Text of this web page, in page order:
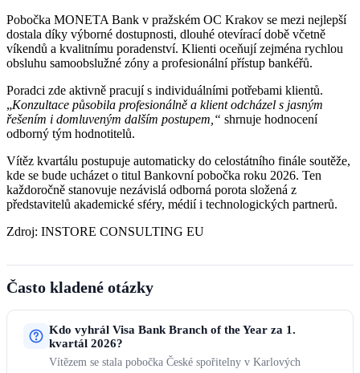
Pobočka MONETA Bank v pražském OC Krakov se mezi nejlepší
dostala díky výborné dostupnosti, dlouhé otevírací době včetně
víkendů a kvalitnímu poradenství. Klienti oceňují zejména rychlou
obsluhu samoobslužné zóny a profesionální přístup bankéřů.
Poradci zde aktivně pracují s individuálními potřebami klientů.
„Konzultace působila profesionálně a klient odcházel s jasným
řešením i domluveným dalším postupem,“ shrnuje hodnocení
odborný tým hodnotitelů.
Vítěz kvartálu postupuje automaticky do celostátního finále soutěže,
kde se bude ucházet o titul Bankovní pobočka roku 2026. Ten
každoročně stanovuje nezávislá odborná porota složená z
představitelů akademické sféry, médií i technologických partnerů.
Zdroj: INSTORE CONSULTING EU
Často kladené otázky
Kdo vyhrál Visa Bank Branch of the Year za 1.
kvartál 2026?
Vítězem se stala pobočka České spořitelny v Karlových